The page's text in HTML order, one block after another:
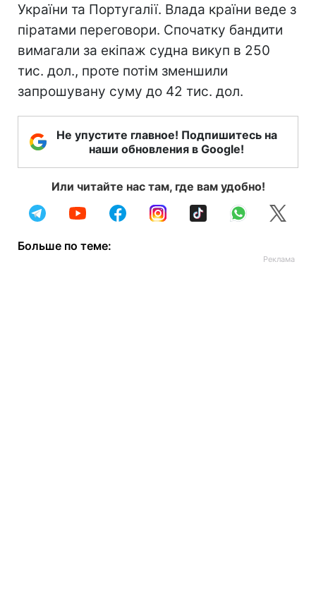
України та Португалії. Влада країни веде з
піратами переговори. Спочатку бандити
вимагали за екіпаж судна викуп в 250
тис. дол., проте потім зменшили
запрошувану суму до 42 тис. дол.
Не упустите главное! Подпишитесь на
наши обновления в Google!
Или читайте нас там, где вам удобно!
Больше по теме: